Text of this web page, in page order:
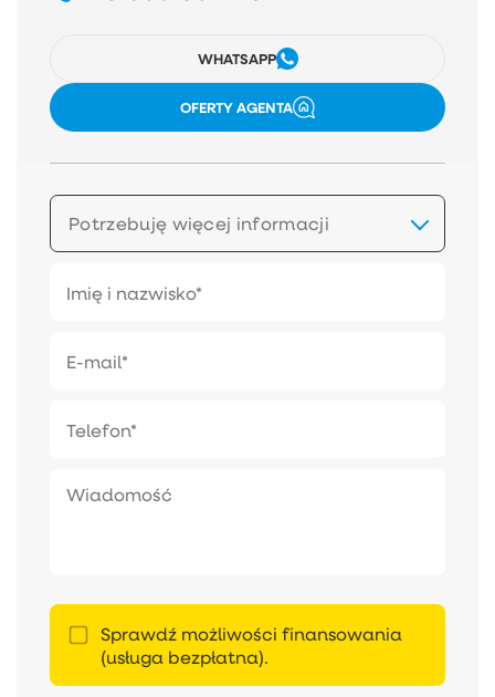
WHATSAPP
OFERTY AGENTA
Potrzebuję więcej informacji
Sprawdź możliwości finansowania
(usługa bezpłatna).